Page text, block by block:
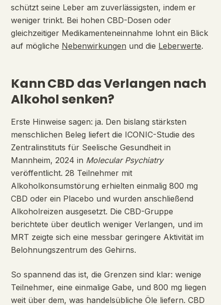
schützt seine Leber am zuverlässigsten, indem er
weniger trinkt. Bei hohen CBD-Dosen oder
gleichzeitiger Medikamenteneinnahme lohnt ein Blick
auf mögliche Nebenwirkungen und die Leberwerte.
Kann CBD das Verlangen nach
Alkohol senken?
Erste Hinweise sagen: ja. Den bislang stärksten
menschlichen Beleg liefert die ICONIC-Studie des
Zentralinstituts für Seelische Gesundheit in
Mannheim, 2024 in Molecular Psychiatry
veröffentlicht. 28 Teilnehmer mit
Alkoholkonsumstörung erhielten einmalig 800 mg
CBD oder ein Placebo und wurden anschließend
Alkoholreizen ausgesetzt. Die CBD-Gruppe
berichtete über deutlich weniger Verlangen, und im
MRT zeigte sich eine messbar geringere Aktivität im
Belohnungszentrum des Gehirns.
So spannend das ist, die Grenzen sind klar: wenige
Teilnehmer, eine einmalige Gabe, und 800 mg liegen
weit über dem, was handelsübliche Öle liefern. CBD